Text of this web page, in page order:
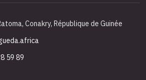
Conakry, République de Guinée
59 89